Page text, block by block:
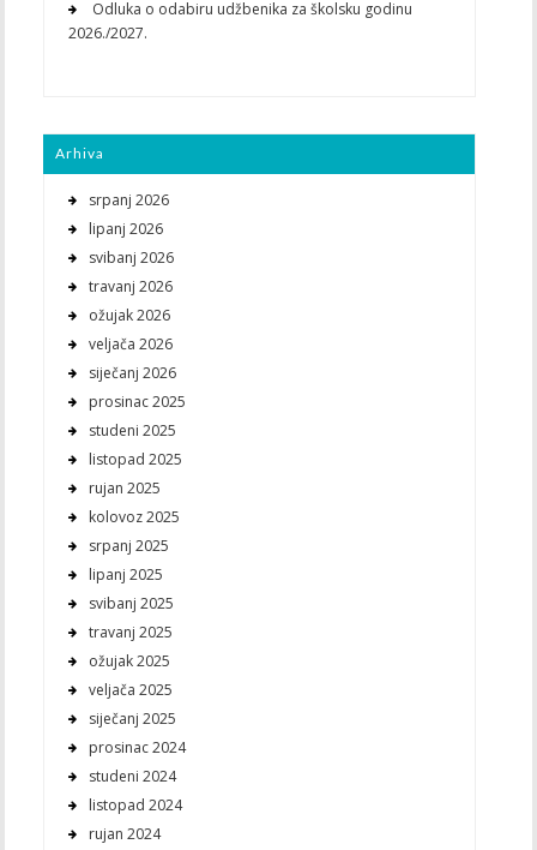
Odluka o odabiru udžbenika za školsku godinu
2026./2027.
Arhiva
srpanj 2026
lipanj 2026
svibanj 2026
travanj 2026
ožujak 2026
veljača 2026
siječanj 2026
prosinac 2025
studeni 2025
listopad 2025
rujan 2025
kolovoz 2025
srpanj 2025
lipanj 2025
svibanj 2025
travanj 2025
ožujak 2025
veljača 2025
siječanj 2025
prosinac 2024
studeni 2024
listopad 2024
rujan 2024